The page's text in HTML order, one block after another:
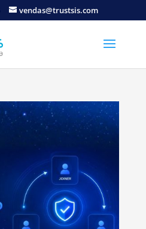
vendas@trustsis.com